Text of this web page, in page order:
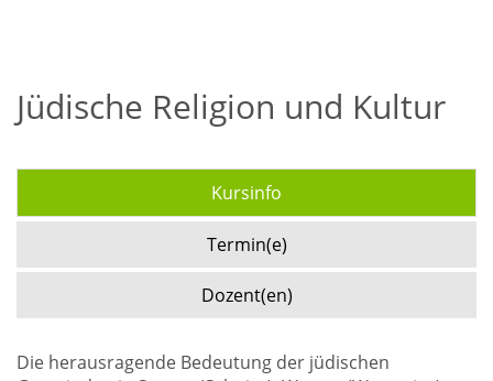
Jüdische Religion und Kultur
Kursinfo
Termin(e)
Dozent(en)
Die herausragende Bedeutung der jüdischen